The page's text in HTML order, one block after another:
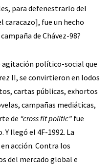
para defenestrarlo del
caracazo], fue un hecho
de Chávez-98?
agitación político-social que
II, se convirtieron en lodos
cartas públicas, exhortos
campañas mediáticas,
de “cross fit politic” fue
Y llegó el 4F-1992. La
acción. Contra los
del mercado global e